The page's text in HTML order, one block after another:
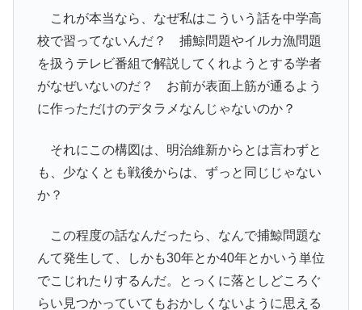
これが本当なら、なぜ私はこういう話を中学高
校で習ってないんだ？ 捕鯨問題やイルカ漁問題
を扱うテレビ番組で解説してくれようとする学者
がなぜいないのだ？ お前が表面上筋が通るよう
に作っただけのデタラメなんじゃないのか？
それにこの構図は、明治維新からとは言わずと
も、少なくとも戦後からは、ずっと同じじゃない
か？
この程度の話なんだったら、なんで捕鯨問題な
んて発生して、しかも30年とか40年とかいう単位
でこじれたりするんだ。とっくに落としどころぐ
らい見つかっていてもおかしくないように思える